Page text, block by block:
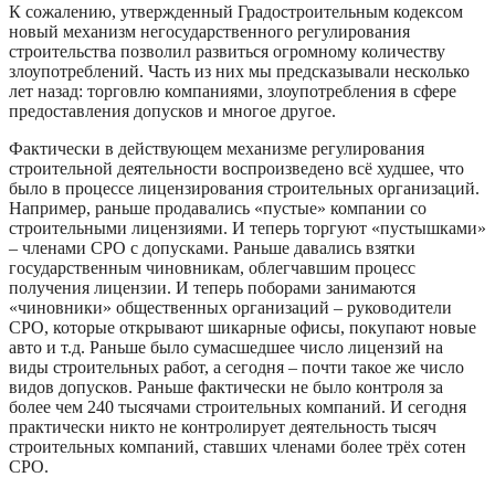
К сожалению, утвержденный Градостроительным кодексом
новый механизм негосударственного регулирования
строительства позволил развиться огромному количеству
злоупотреблений. Часть из них мы предсказывали несколько
лет назад: торговлю компаниями, злоупотребления в сфере
предоставления допусков и многое другое.
Фактически в действующем механизме регулирования
строительной деятельности воспроизведено всё худшее, что
было в процессе лицензирования строительных организаций.
Например, раньше продавались «пустые» компании со
строительными лицензиями. И теперь торгуют «пустышками»
– членами СРО с допусками. Раньше давались взятки
государственным чиновникам, облегчавшим процесс
получения лицензии. И теперь поборами занимаются
«чиновники» общественных организаций – руководители
СРО, которые открывают шикарные офисы, покупают новые
авто и т.д. Раньше было сумасшедшее число лицензий на
виды строительных работ, а сегодня – почти такое же число
видов допусков. Раньше фактически не было контроля за
более чем 240 тысячами строительных компаний. И сегодня
практически никто не контролирует деятельность тысяч
строительных компаний, ставших членами более трёх сотен
СРО.